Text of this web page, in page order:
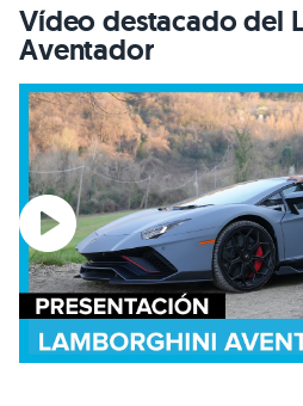
Vídeo destacado del
Aventador